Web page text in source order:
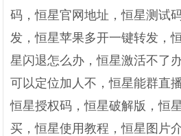
码，恒星官网地址，恒星测试
发，恒星苹果多开一键转发，
星闪退怎么办，恒星激活不了
可以定位加人不，恒星能群直
恒星授权码，恒星破解版，恒
买，恒星使用教程，恒星图片